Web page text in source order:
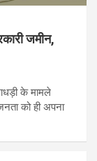
जमीन,
के मामले
को ही अपना